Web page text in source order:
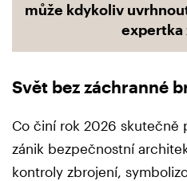
může kdykoliv
expertka
Svět bez záchranné
Co činí rok 2026 skutečně
zánik bezpečnostní
kontroly zbrojení,